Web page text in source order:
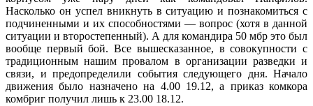
Насколько он успел вникнуть в ситуацию и познакомиться с
подчиненными и их способностями — вопрос (хотя в данной
ситуации и второстепенный). А для командира 50 мбр это был
вообще первый бой. Все вышесказанное, в совокупности с
традиционным нашим провалом в организации разведки и
связи, и предопределили события следующего дня. Начало
движения было назначено на 4.00 19.12, а приказ комкора
комбриг получил лишь к 23.00 18.12.